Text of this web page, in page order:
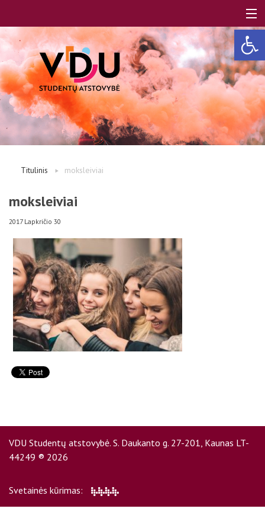
LT
D.U.K
Kontaktai
Privatumo politika
Titulinis moksleiviai
moksleiviai
2017 Lapkričio 30
VDU Studentų atstovybė. S. Daukanto g. 27-201, Kaunas LT-
44249 ® 2026
Svetainės kūrimas: